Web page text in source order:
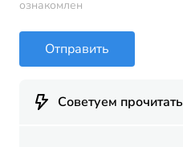
ознакомлен
Отправить
Советуем прочитать